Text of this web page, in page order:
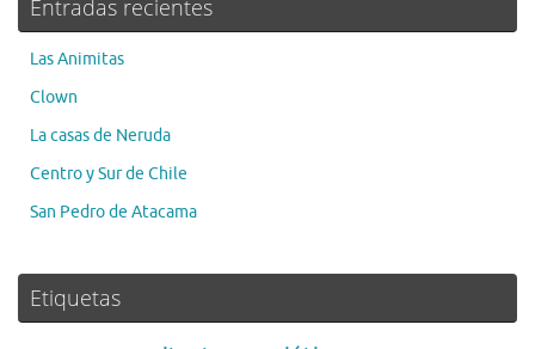
Entradas recientes
Las Animitas
Clown
La casas de Neruda
Centro y Sur de Chile
San Pedro de Atacama
Etiquetas